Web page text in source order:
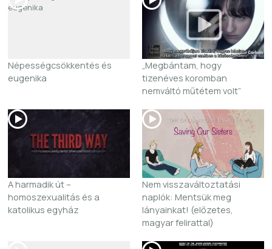
Népességcsökkentés és
eugenika
„Megbántam, hogy
tizenéves koromban
nemváltó műtétem volt”
A harmadik út –
homoszexualitás és a
katolikus egyház
Nem visszaváltoztatási
naplók: Mentsük meg
lányainkat! (előzetes,
magyar felirattal)